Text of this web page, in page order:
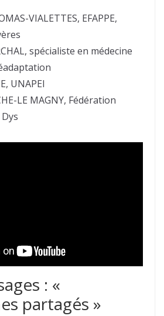
VIALETTES, EFAPPE,
spécialiste en médecine
UNAPEI
LE MAGNY, Fédération
: «
partagés »